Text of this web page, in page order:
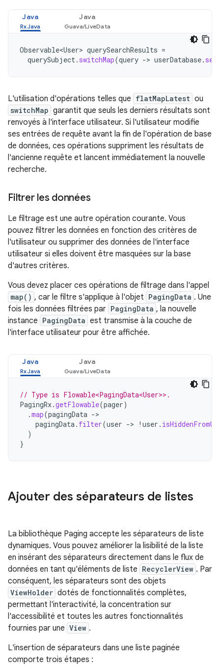
Java Java
Observable<User> querySearchResults =
querySubject. switchMap(query -> userDatabase.
L'utilisation d'opérations telles que flatMapLatest ou
switchMap garantit que seuls les derniers résultats sont
renvoyés à l'interface utilisateur. Si l'utilisateur modifie
ses entrées de requête avant la fin de l'opération de base
de données, ces opérations suppriment les résultats de
l'ancienne requête et lancent immédiatement la nouvelle
recherche.
Filtrer les données
Le filtrage est une autre opération courante. Vous
pouvez filtrer les données en fonction des critères de
l'utilisateur ou supprimer des données de l'interface
utilisateur si elles doivent être masquées sur la base
d'autres critères.
Vous devez placer ces opérations de filtrage dans l'appel
map() , car le filtre s'applique à l'objet PagingData . Une
fois les données filtrées par PagingData , la nouvelle
instance PagingData est transmise à la couche de
l'interface utilisateur pour être affichée.
Java Java
// Type is Flowable<PagingData<User>>.
PagingRx.getFlowable(pager)
.map(pagingData ->
pagingData. filter(user -> ! user . isHiddenFromUi
)
}
Ajouter des séparateurs de listes
La bibliothèque Paging accepte les séparateurs de liste
dynamiques. Vous pouvez améliorer la lisibilité de la liste
en insérant des séparateurs directement dans le flux de
données en tant qu'éléments de liste RecyclerView . Par
conséquent, les séparateurs sont des objets
ViewHolder dotés de fonctionnalités complètes,
permettant l'interactivité, la concentration sur
l'accessibilité et toutes les autres fonctionnalités
fournies par une View .
L'insertion de séparateurs dans une liste paginée
comporte trois étapes :